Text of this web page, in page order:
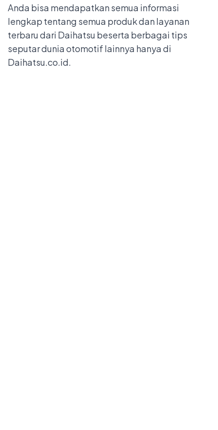
Anda bisa mendapatkan semua informasi
lengkap tentang semua produk dan layanan
terbaru dari Daihatsu beserta berbagai tips
seputar dunia otomotif lainnya hanya di
Daihatsu.co.id.